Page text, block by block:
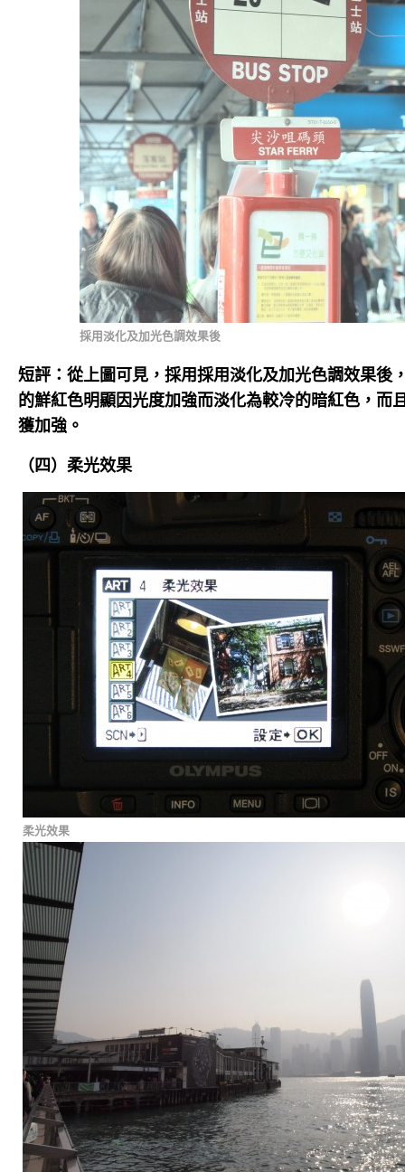
採用淡化及加光色調效果後
短評：從上圖可見，採用採用淡化及加光色調效果後
的鮮紅色明顯因光度加強而淡化為較冷的暗紅色，而
獲加強。
（四）柔光效果
柔光效果